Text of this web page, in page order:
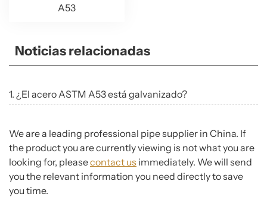
A53
Noticias relacionadas
1. ¿El acero ASTM A53 está galvanizado?
We are a leading professional pipe supplier in China. If
the product you are currently viewing is not what you are
looking for, pleasecontact us immediately. We will send
you the relevant information you need directly to save
you time.